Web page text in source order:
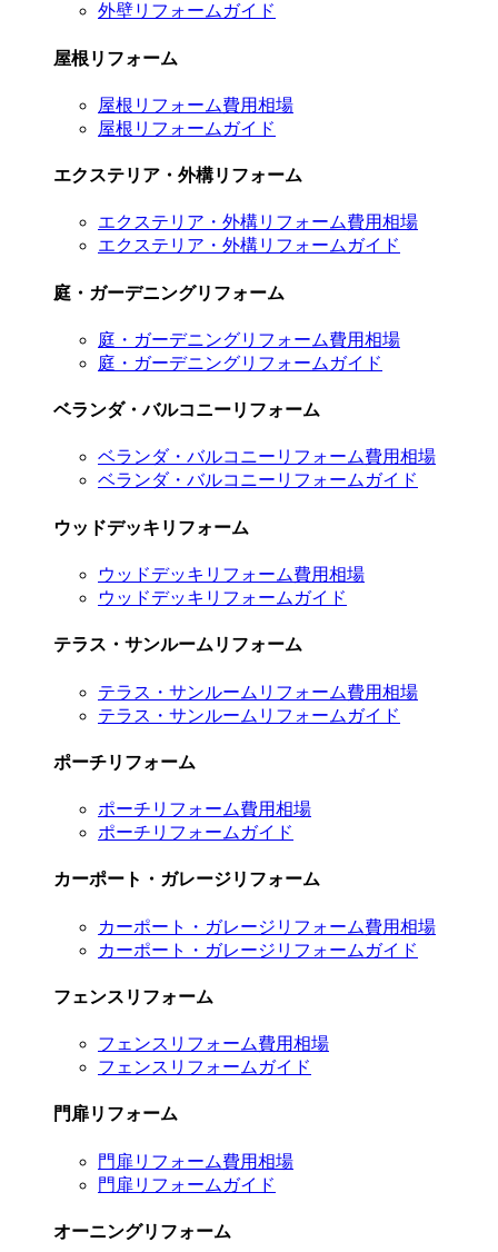
外壁リフォームガイド
屋根リフォーム
屋根リフォーム費用相場
屋根リフォームガイド
エクステリア・外構リフォーム
エクステリア・外構リフォーム費用相場
エクステリア・外構リフォームガイド
庭・ガーデニングリフォーム
庭・ガーデニングリフォーム費用相場
庭・ガーデニングリフォームガイド
ベランダ・バルコニーリフォーム
ベランダ・バルコニーリフォーム費用相場
ベランダ・バルコニーリフォームガイド
ウッドデッキリフォーム
ウッドデッキリフォーム費用相場
ウッドデッキリフォームガイド
テラス・サンルームリフォーム
テラス・サンルームリフォーム費用相場
テラス・サンルームリフォームガイド
ポーチリフォーム
ポーチリフォーム費用相場
ポーチリフォームガイド
カーポート・ガレージリフォーム
カーポート・ガレージリフォーム費用相場
カーポート・ガレージリフォームガイド
フェンスリフォーム
フェンスリフォーム費用相場
フェンスリフォームガイド
門扉リフォーム
門扉リフォーム費用相場
門扉リフォームガイド
オーニングリフォーム